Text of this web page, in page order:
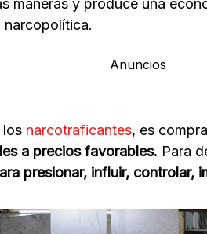
maneras y produce una
narcopolítica.
Anuncios
los narcotraficantes, es
a precios favorables. Para
presionar, influir, controlar,